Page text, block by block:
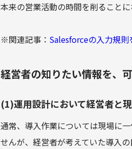
本来の営業活動の時間を削ること
※関連記事： Salesforceの入力規則
経営者の知りたい情報を、
(1)運用設計において経営者と
通常、導入作業については現場に
せんが、経営者が考えていた導入